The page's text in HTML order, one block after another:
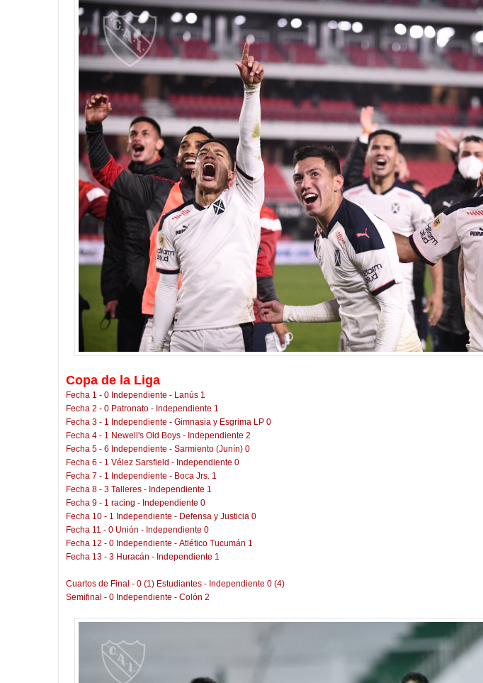
Copa de la Liga
Fecha 1 - 0 Independiente - Lanús 1
Fecha 2 - 0 Patronato - Independiente 1
Fecha 3 - 1 Independiente - Gimnasia y Esgrima LP 0
Fecha 4 - 1 Newell's Old Boys - Independiente 2
Fecha 5 - 6 Independiente - Sarmiento (Junín) 0
Fecha 6 - 1 Vélez Sarsfield - Independiente 0
Fecha 7 - 1 Independiente - Boca Jrs. 1
Fecha 8 - 3 Talleres - Independiente 1
Fecha 9 - 1 racing - Independiente 0
Fecha 10 - 1 Independiente - Defensa y Justicia 0
Fecha 11 - 0 Unión - Independiente 0
Fecha 12 - 0 Independiente - Atlético Tucumán 1
Fecha 13 - 3 Huracán - Independiente 1
Cuartos de Final - 0 (1) Estudiantes - Independiente 0 (4)
Semifinal - 0 Independiente - Colón 2